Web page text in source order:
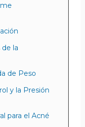
de la
de Peso
y la Presión
para el Acné